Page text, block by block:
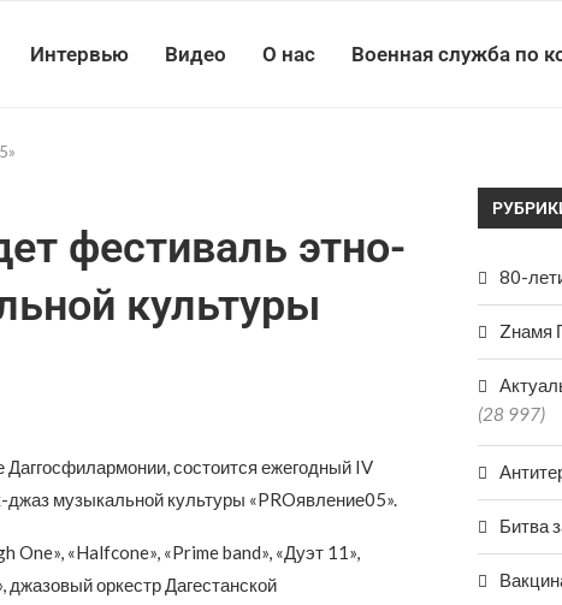
Интервью Видео О нас Военная служба по
фестиваль этно-
культуры
состоится ежегодный IV
музыкальной культуры «PROявление05».
One», «Halfcone», «Prime band», «Дуэт 11»,
джазовый оркестр Дагестанской
80-
Zнамя
(28 997)
Битва